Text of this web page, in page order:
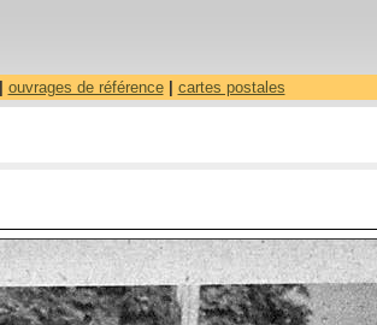
ouvrages de référence| cartes postales